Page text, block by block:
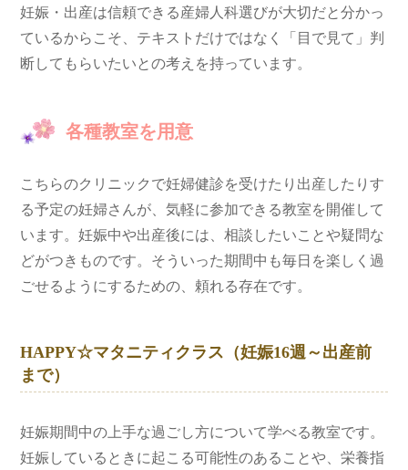
妊娠・出産は信頼できる産婦人科選びが大切だと分かっ
ているからこそ、テキストだけではなく「目で見て」判
断してもらいたいとの考えを持っています。
各種教室を用意
こちらのクリニックで妊婦健診を受けたり出産したりす
る予定の妊婦さんが、気軽に参加できる教室を開催して
います。妊娠中や出産後には、相談したいことや疑問な
どがつきものです。そういった期間中も毎日を楽しく過
ごせるようにするための、頼れる存在です。
HAPPY☆マタニティクラス（妊娠16週～出産前
まで）
妊娠期間中の上手な過ごし方について学べる教室です。
妊娠しているときに起こる可能性のあることや、栄養指